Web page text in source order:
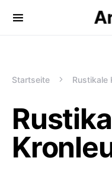
Startseite Rustikale